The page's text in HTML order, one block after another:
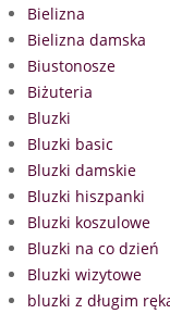
Bielizna
Bielizna damska
Biustonosze
Biżuteria
Bluzki
Bluzki basic
Bluzki damskie
Bluzki hiszpanki
Bluzki koszulowe
Bluzki na co dzień
Bluzki wizytowe
bluzki z długim